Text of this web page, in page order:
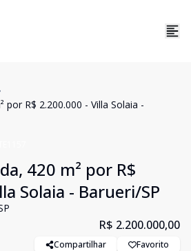
por R$ 2.200.000 - Villa Solaia -
420 m² por R$
Solaia - Barueri/SP
R$ 2.200.000,00
Compartilhar Favorito